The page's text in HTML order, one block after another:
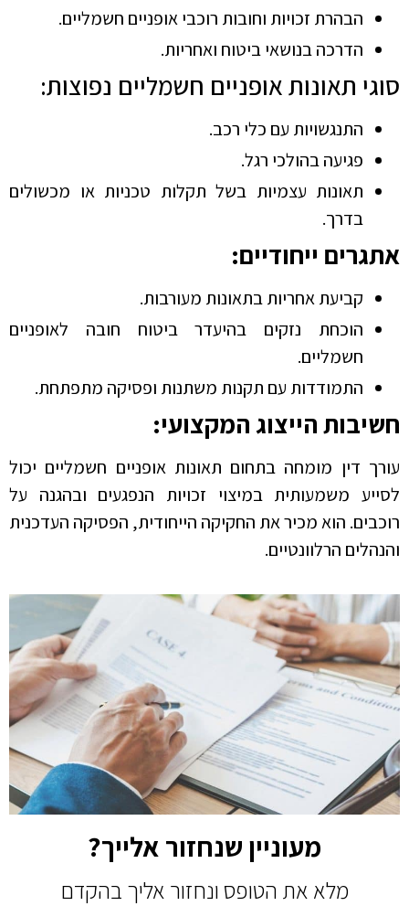
הבהרת זכויות וחובות רוכבי אופניים חשמליים.
הדרכה בנושאי ביטוח ואחריות.
סוגי תאונות אופניים חשמליים נפוצות:
התנגשויות עם כלי רכב.
פגיעה בהולכי רגל.
תאונות עצמיות בשל תקלות טכניות או מכשולים
בדרך.
אתגרים ייחודיים:
קביעת אחריות בתאונות מעורבות.
הוכחת נזקים בהיעדר ביטוח חובה לאופניים
חשמליים.
התמודדות עם תקנות משתנות ופסיקה מתפתחת.
חשיבות הייצוג המקצועי:
עורך דין מומחה בתחום תאונות אופניים חשמליים יכול
לסייע משמעותית במיצוי זכויות הנפגעים ובהגנה על
רוכבים. הוא מכיר את החקיקה הייחודית, הפסיקה העדכנית
והנהלים הרלוונטיים.
מעוניין שנחזור אלייך?
מלא את הטופס ונחזור אליך בהקדם